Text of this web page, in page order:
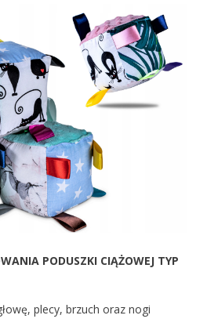
PODUSZKI CIĄŻOWEJ TYP
plecy, brzuch oraz nogi